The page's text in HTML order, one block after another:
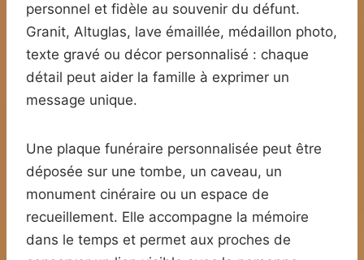
personnel et fidèle au souvenir du défunt.
Granit, Altuglas, lave émaillée, médaillon photo,
texte gravé ou décor personnalisé : chaque
détail peut aider la famille à exprimer un
message unique.
Une plaque funéraire personnalisée peut être
déposée sur une tombe, un caveau, un
monument cinéraire ou un espace de
recueillement. Elle accompagne la mémoire
dans le temps et permet aux proches de